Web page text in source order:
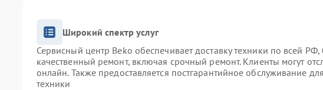
Широкий спектр услуг
Сервисный центр Beko обеспечивает доставку техники по всей РФ,
качественный ремонт, включая срочный ремонт. Клиенты могут
онлайн. Также предоставляется постгарантийное обслуживание
техники